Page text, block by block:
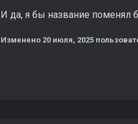
И да, я бы название поменял
Изменено 20 июля, 2025